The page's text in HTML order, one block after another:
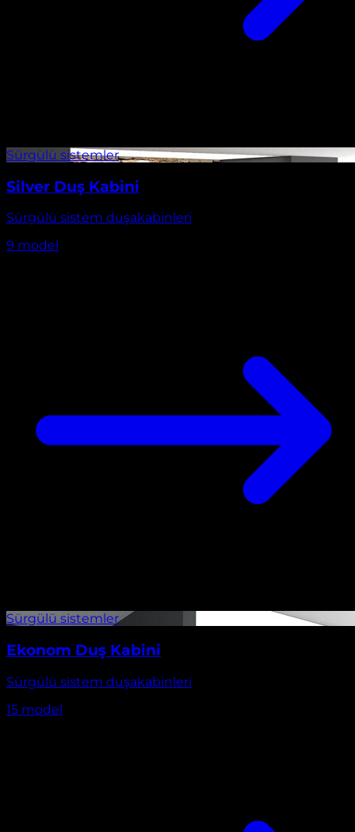
Silver Duş Kabini
Sürgülü sistem duşakabinleri
9 model
Ekonom Duş Kabini
Sürgülü sistem duşakabinleri
15 model